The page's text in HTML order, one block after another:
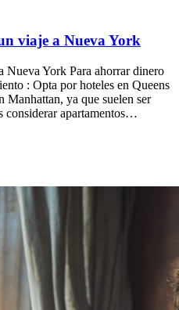
viaje a Nueva York
Nueva York Para ahorrar dinero
: Opta por hoteles en Queens
ya que suelen ser
considerar apartamentos…